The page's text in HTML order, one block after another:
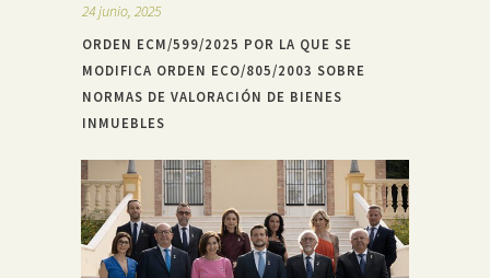
24 junio, 2025
ORDEN ECM/599/2025 POR LA QUE SE
MODIFICA ORDEN ECO/805/2003 SOBRE
NORMAS DE VALORACIÓN DE BIENES
INMUEBLES